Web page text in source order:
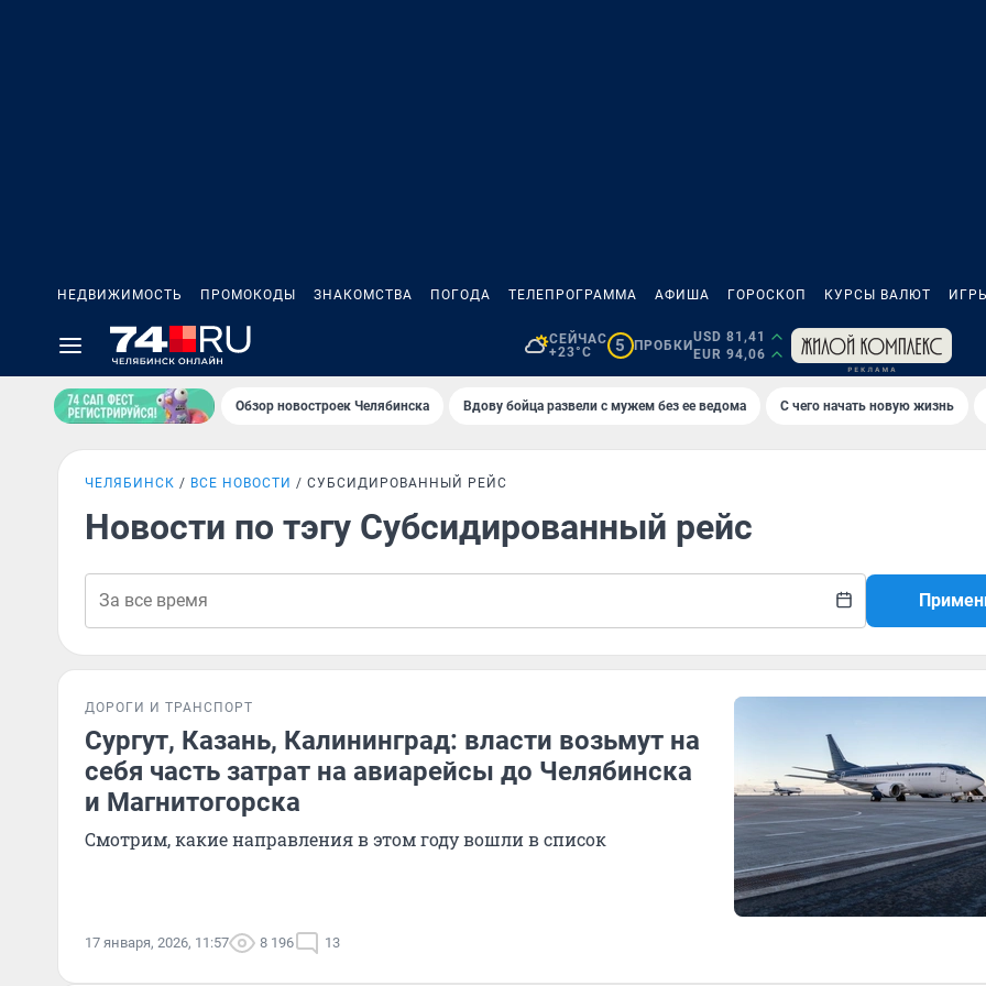
НЕДВИЖИМОСТЬ ПРОМОКОДЫ ЗНАКОМСТВА ПОГОДА ТЕЛЕПРОГРАММА АФИША ГОРОСКОП КУРСЫ ВАЛЮТ
СЕЙЧАС
+23°C
5 ПРОБКИ
USD 81,41
EUR 94,06
Обзор новостроек Челябинска Вдову бойца развели с мужем без ее ведома С чего начать новую жизнь
ЧЕЛЯБИНСК ВСЕ НОВОСТИ СУБСИДИРОВАННЫЙ РЕЙС
Новости по тэгу Субсидированный рейс
ДОРОГИ И ТРАНСПОРТ
Сургут, Казань, Калининград: власти возьмут на
себя часть затрат на авиарейсы до Челябинска
и Магнитогорска
Смотрим, какие направления в этом году вошли в список
17 января, 2026, 11:57 8 196 13